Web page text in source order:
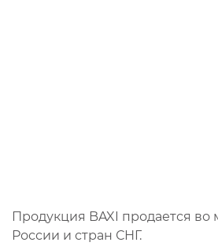
Продукция BAXI продается во
России и стран СНГ.